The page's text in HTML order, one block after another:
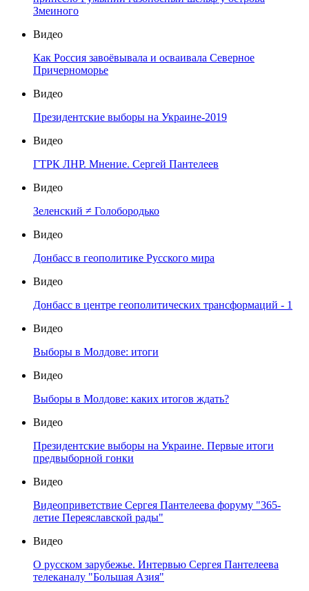
Змеиного
Видео
Как Россия завоёвывала и осваивала Северное
Причерноморье
Видео
Президентские выборы на Украине-2019
Видео
ГТРК ЛНР. Мнение. Сергей Пантелеев
Видео
Зеленский ≠ Голобородько
Видео
Донбасс в геополитике Русского мира
Видео
Донбасс в центре геополитических трансформаций - 1
Видео
Выборы в Молдове: итоги
Видео
Выборы в Молдове: каких итогов ждать?
Видео
Президентские выборы на Украине. Первые итоги
предвыборной гонки
Видео
Видеоприветствие Сергея Пантелеева форуму "365-
летие Переяславской рады"
Видео
О русском зарубежье. Интервью Сергея Пантелеева
телеканалу "Большая Азия"